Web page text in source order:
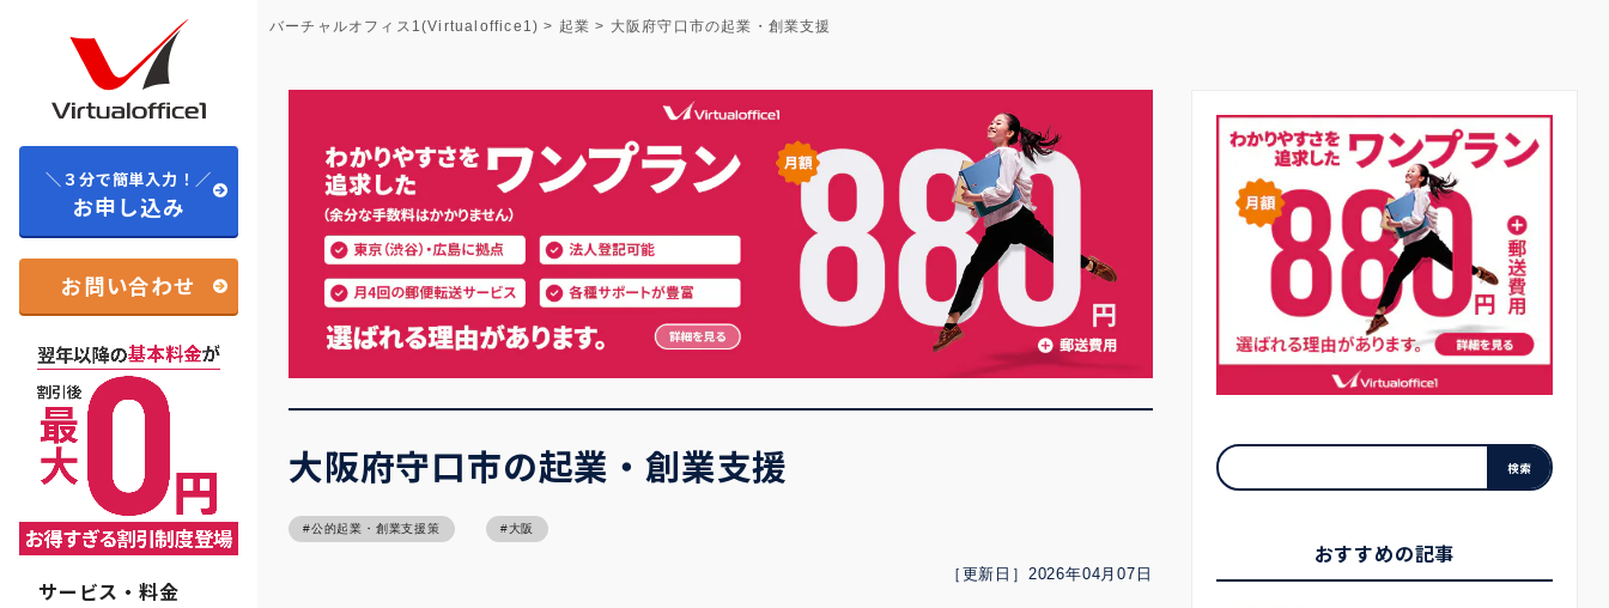
＼３分で簡単入力！／
お申し込み
お問い合わせ
サービス・料金
バーチャルオフィス1(Virtualoffice1) > 起業 > 大阪府守口市の起業・創業支援
大阪府守口市の起業・創業支援
公的起業・創業支援策 大阪
［更新日］2026年04月07日
おすすめの記事